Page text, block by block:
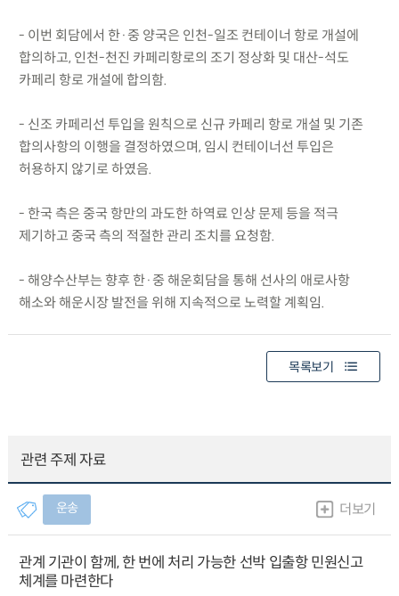
- 이번 회담에서 한·중 양국은 인천-일조 컨테이너 항로 개설에
합의하고, 인천-천진 카페리항로의 조기 정상화 및 대산-석도
카페리 항로 개설에 합의함.
- 신조 카페리선 투입을 원칙으로 신규 카페리 항로 개설 및 기존
합의사항의 이행을 결정하였으며, 임시 컨테이너선 투입은
허용하지 않기로 하였음.
- 한국 측은 중국 항만의 과도한 하역료 인상 문제 등을 적극
제기하고 중국 측의 적절한 관리 조치를 요청함.
- 해양수산부는 향후 한·중 해운회담을 통해 선사의 애로사항
해소와 해운시장 발전을 위해 지속적으로 노력할 계획임.
목록보기
관련 주제 자료
운송 더보기
관계 기관이 함께, 한 번에 처리 가능한 선박 입출항 민원신고
체계를 마련한다